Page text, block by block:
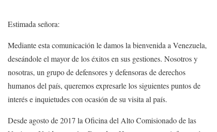
Estimada señora:
Mediante esta comunicación le damos la bienvenida a Venezuela,
deseándole el mayor de los éxitos en sus gestiones. Nosotros y
nosotras, un grupo de defensores y defensoras de derechos
humanos del país, queremos expresarle los siguientes puntos de
interés e inquietudes con ocasión de su visita al país.
Desde agosto de 2017 la Oficina del Alto Comisionado de las